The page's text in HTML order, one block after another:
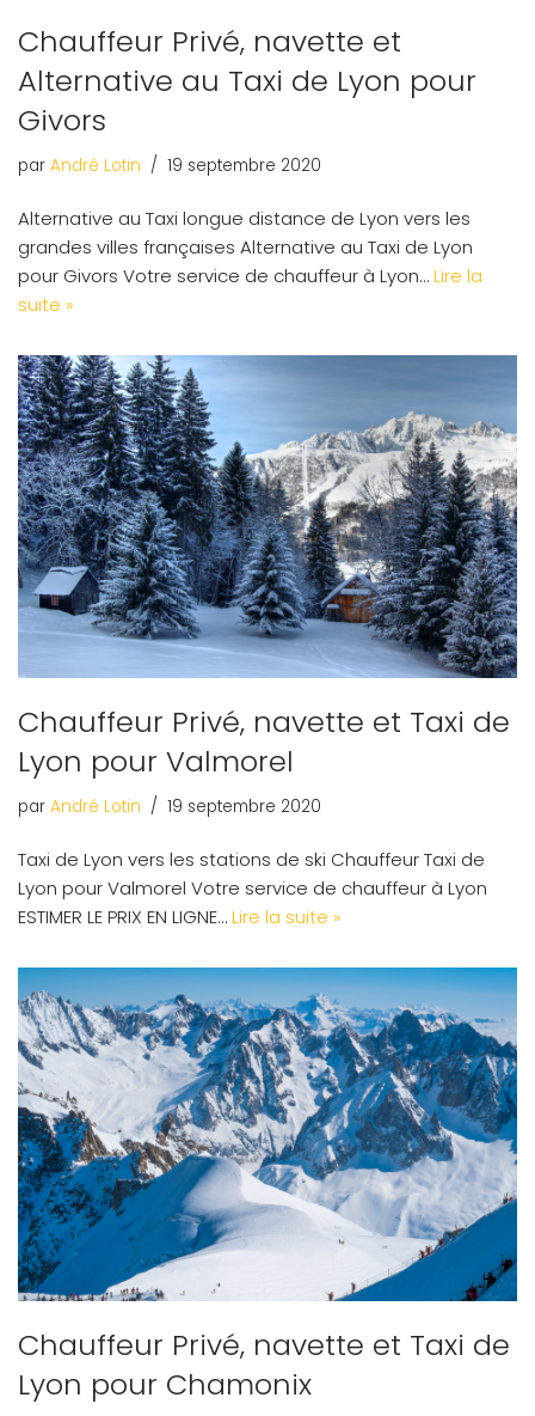
Chauffeur Privé, navette et
Alternative au Taxi de Lyon pour
Givors
par André Lotin 19 septembre 2020
Alternative au Taxi longue distance de Lyon vers les
grandes villes françaises Alternative au Taxi de Lyon
pour Givors Votre service de chauffeur à Lyon…Lire la
suite »
Chauffeur Privé, navette et Taxi de
Lyon pour Valmorel
par André Lotin 19 septembre 2020
Taxi de Lyon vers les stations de ski Chauffeur Taxi de
Lyon pour Valmorel Votre service de chauffeur à Lyon
ESTIMER LE PRIX EN LIGNE…Lire la suite »
Chauffeur Privé, navette et Taxi de
Lyon pour Chamonix